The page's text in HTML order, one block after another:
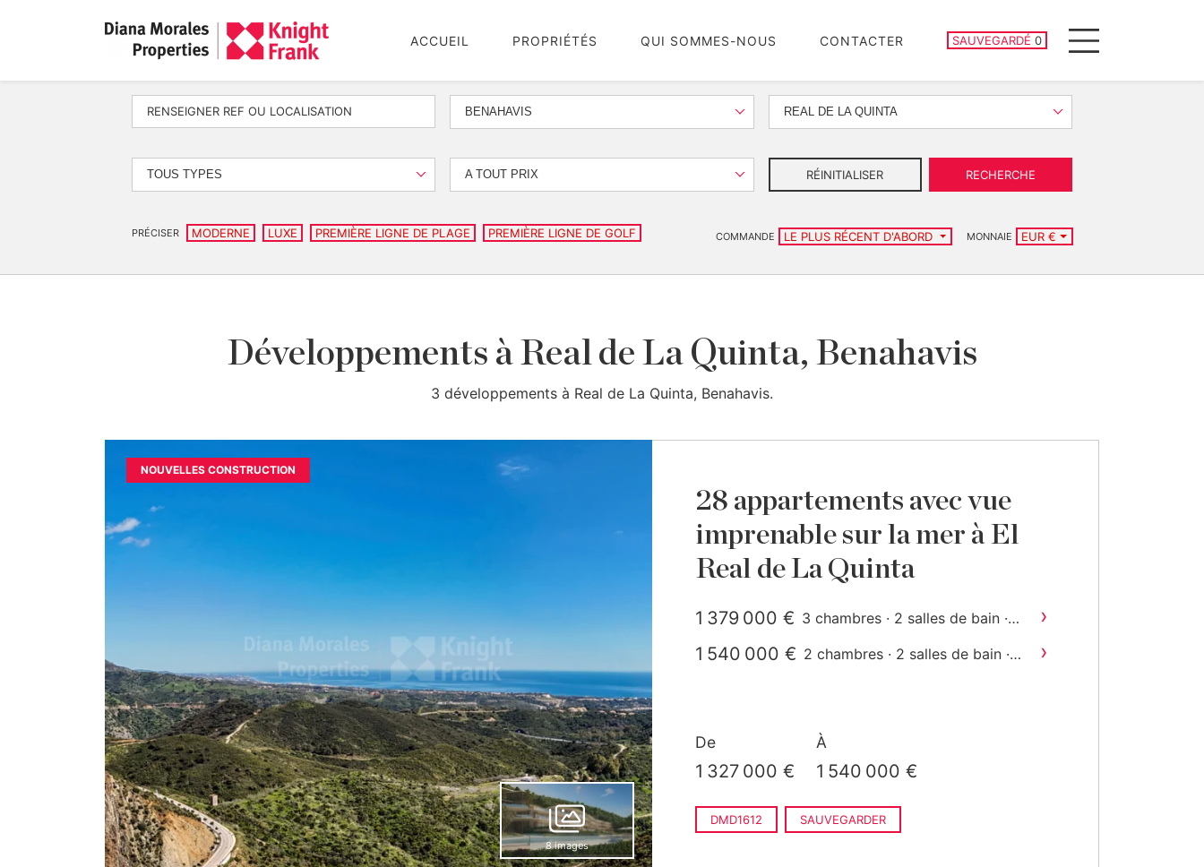
ACCUEIL PROPRIÉTÉS QUI SOMMES-NOUS CONTACTER SAUVEGARDÉ 0
PROPRIÉTÉS SAUVEGARDÉES
Menu
BENAHAVIS REAL DE LA QUINTA
TOUS TYPES A TOUT PRIX RÉINITIALISER RECHERCHE
PRÉCISER MODERNE LUXE PREMIÈRE LIGNE DE PLAGE PREMIÈRE LIGNE DE GOLF COMMANDE LE PLUS RÉCENT D'ABORD MONNAIE EUR €
Développements à Real de La Quinta, Benahavis
3 développements à Real de La Quinta, Benahavis.
NOUVELLES CONSTRUCTION
8 images
28 appartements avec vue
imprenable sur la mer à El
Real de La Quinta
1 379 000 € 3 chambres · 2 salles de bain ·
›
1 540 000 € 2 chambres · 2 salles de bain ·
›
De
1 327 000 €
À
1 540 000 €
DMD1612 SAUVEGARDER